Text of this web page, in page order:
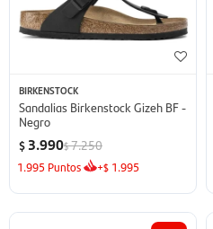
BIRKENSTOCK
Sandalias Birkenstock Gizeh BF -
Negro
$ 3.990$7.250
1.995 Puntos +$ 1.995